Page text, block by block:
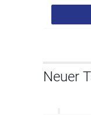
Neuer